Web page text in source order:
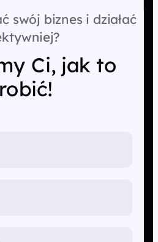
swój biznes i działać
Ci, jak to